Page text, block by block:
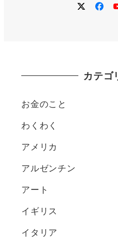
twitter
カテゴ
お金のこと
わくわく
アメリカ
アルゼンチン
アート
イギリス
イタリア